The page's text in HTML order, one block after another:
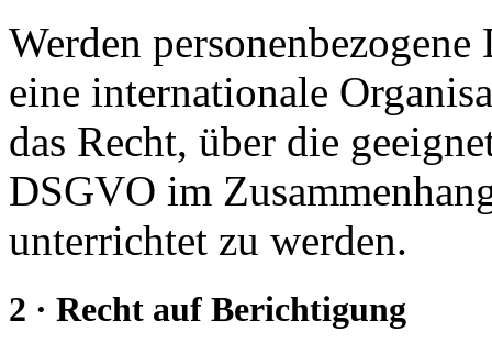
Werden
eine internationale
das Recht, über die
DSGVO im
unterrichtet zu werden.
2 · Recht auf Berichtigung